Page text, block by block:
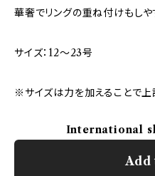
華奢でリングの重ね付けもしや
サイズ：12〜23号
※サイズは力を加えることで
International
Add